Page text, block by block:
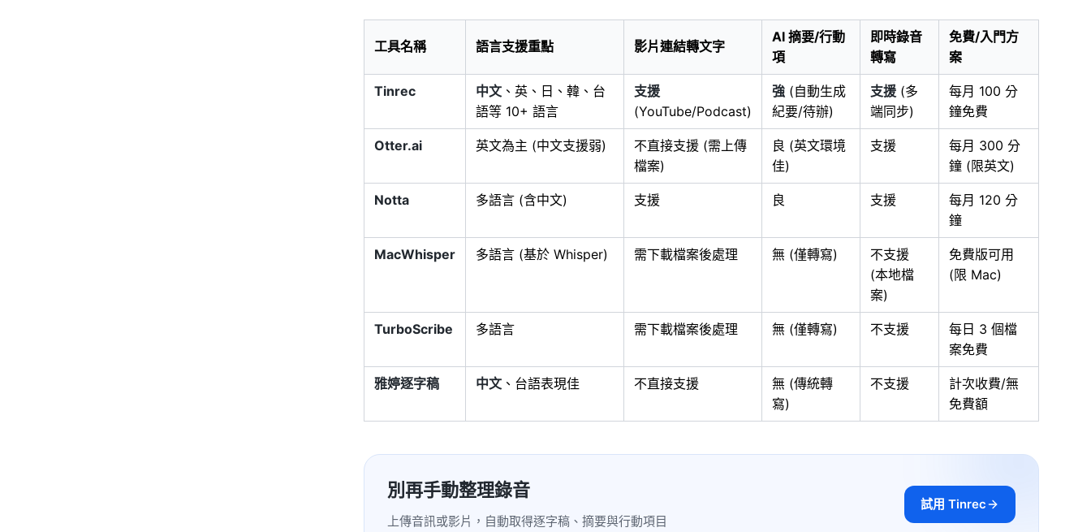
工具名稱 語言支援重點 影片連結轉文字
AI 摘要/行動
項
即時錄音
轉寫
免費/入門方
案
Tinrec 中文 、英、日、韓、台
語等 10+ 語言
支援
(YouTube/Podcast)
強 (自動生成
紀要/待辦)
支援 (多
端同步)
每月 100 分
鐘免費
Otter.ai 英文為主 (中文支援弱)
不直接支援 (需上傳
檔案)
良 (英文環境
佳)
支援
每月 300 分
鐘 (限英文)
Notta 多語言 (含中文) 支援 良 支援
每月 120 分
鐘
MacWhisper 多語言 (基於 Whisper) 需下載檔案後處理 無 (僅轉寫)
不支援
(本地檔
案)
免費版可用
(限 Mac)
TurboScribe 多語言 需下載檔案後處理 無 (僅轉寫) 不支援
每日 3 個檔
案免費
雅婷逐字稿 中文 、台語表現佳 不直接支援
無 (傳統轉
寫)
不支援
計次收費/無
免費額
別再手動整理錄音
上傳音訊或影片，自動取得逐字稿、摘要與行動項目
試用 Tinrec